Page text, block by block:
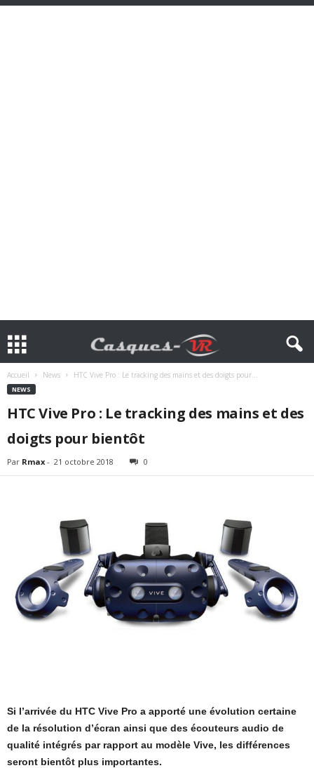
Accueil News HTC Vive Pro : Le tracking des mains et des doigts pour...
NEWS
HTC Vive Pro : Le tracking des mains et des
doigts pour bientôt
Par Rmax - 21 octobre 2018 0
Si l’arrivée du HTC Vive Pro a apporté une évolution certaine
de la résolution d’écran ainsi que des écouteurs audio de
qualité intégrés par rapport au modèle Vive, les différences
seront bientôt plus importantes.